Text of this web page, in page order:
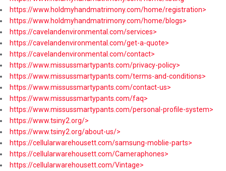
https://www.holdmyhandmatrimony.com/home/registration>
https://www.holdmyhandmatrimony.com/home/blogs>
https://cavelandenvironmental.com/services>
https://cavelandenvironmental.com/get-a-quote>
https://cavelandenvironmental.com/contact>
https://www.missussmartypants.com/privacy-policy>
https://www.missussmartypants.com/terms-and-conditions>
https://www.missussmartypants.com/contact-us>
https://www.missussmartypants.com/faq>
https://www.missussmartypants.com/personal-profile-system>
https://www.tsiny2.org/>
https://www.tsiny2.org/about-us/>
https://cellularwarehousett.com/samsung-moblie-parts>
https://cellularwarehousett.com/Cameraphones>
https://cellularwarehousett.com/Vintage>